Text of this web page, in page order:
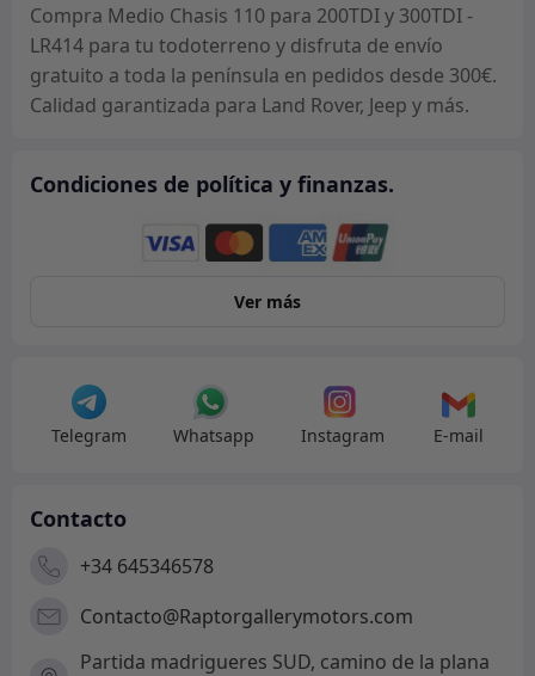
LR414
cantidad
Compra Medio Chasis 110 para 200TDI y 300TDI -
LR414 para tu todoterreno y disfruta de envío
gratuito a toda la península en pedidos desde 300€.
Calidad garantizada para Land Rover, Jeep y más.
Condiciones de política y finanzas.
Ver más
Telegram Whatsapp Instagram E-mail
Contacto
+34 645346578
Contacto@Raptorgallerymotors.com
Partida madrigueres SUD, camino de la plana